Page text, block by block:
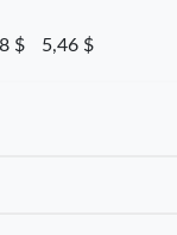
$ 5,46 $